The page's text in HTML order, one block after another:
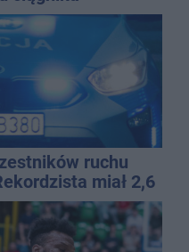
ruchu
miał 2,6